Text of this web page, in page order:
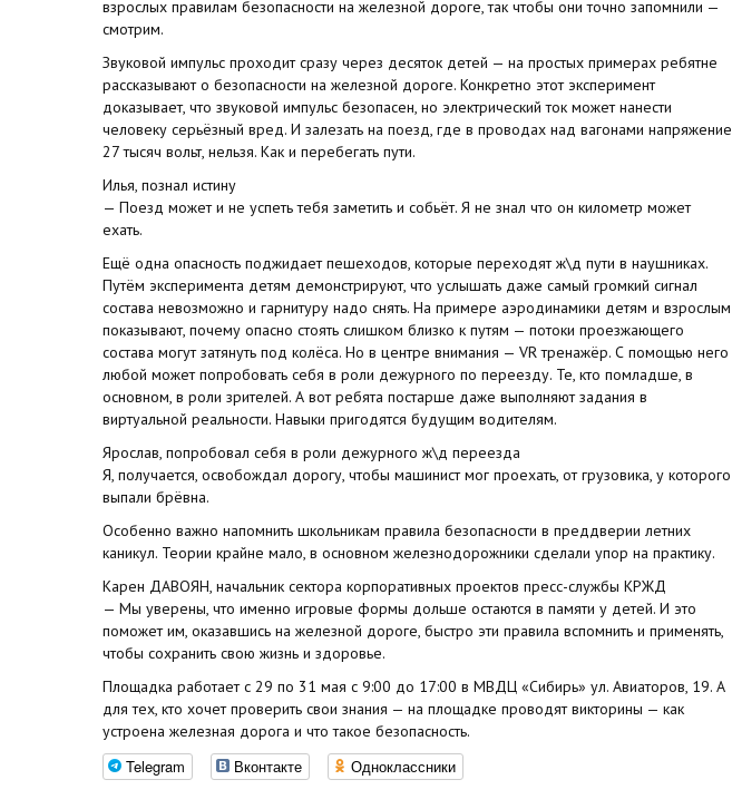
взрослых правилам безопасности на железной дороге, так чтобы они точно запомнили —
смотрим.
Звуковой импульс проходит сразу через десяток детей — на простых примерах ребятне
рассказывают о безопасности на железной дороге. Конкретно этот эксперимент
доказывает, что звуковой импульс безопасен, но электрический ток может нанести
человеку серьёзный вред. И залезать на поезд, где в проводах над вагонами напряжение
27 тысяч вольт, нельзя. Как и перебегать пути.
Илья, познал истину
— Поезд может и не успеть тебя заметить и собьёт. Я не знал что он километр может
ехать.
Ещё одна опасность поджидает пешеходов, которые переходят ж\д пути в наушниках.
Путём эксперимента детям демонстрируют, что услышать даже самый громкий сигнал
состава невозможно и гарнитуру надо снять. На примере аэродинамики детям и взрослым
показывают, почему опасно стоять слишком близко к путям — потоки проезжающего
состава могут затянуть под колёса. Но в центре внимания — VR тренажёр. С помощью него
любой может попробовать себя в роли дежурного по переезду. Те, кто помладше, в
основном, в роли зрителей. А вот ребята постарше даже выполняют задания в
виртуальной реальности. Навыки пригодятся будущим водителям.
Ярослав, попробовал себя в роли дежурного ж\д переезда
Я, получается, освобождал дорогу, чтобы машинист мог проехать, от грузовика, у которого
выпали брёвна.
Особенно важно напомнить школьникам правила безопасности в преддверии летних
каникул. Теории крайне мало, в основном железнодорожники сделали упор на практику.
Карен ДАВОЯН, начальник сектора корпоративных проектов пресс-службы КРЖД
— Мы уверены, что именно игровые формы дольше остаются в памяти у детей. И это
поможет им, оказавшись на железной дороге, быстро эти правила вспомнить и применять,
чтобы сохранить свою жизнь и здоровье.
Площадка работает с 29 по 31 мая с 9:00 до 17:00 в МВДЦ «Сибирь» ул. Авиаторов, 19. А
для тех, кто хочет проверить свои знания — на площадке проводят викторины — как
устроена железная дорога и что такое безопасность.
Telegram Вконтакте Одноклассники